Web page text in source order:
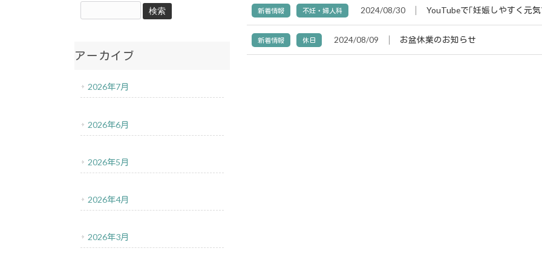
新着情報 不妊・婦人科 2024/08/30 YouTubeで｢妊娠しやすく元
新着情報 休日 2024/08/09 お盆休業のお知らせ
アーカイブ
2026年7月
2026年6月
2026年5月
2026年4月
2026年3月